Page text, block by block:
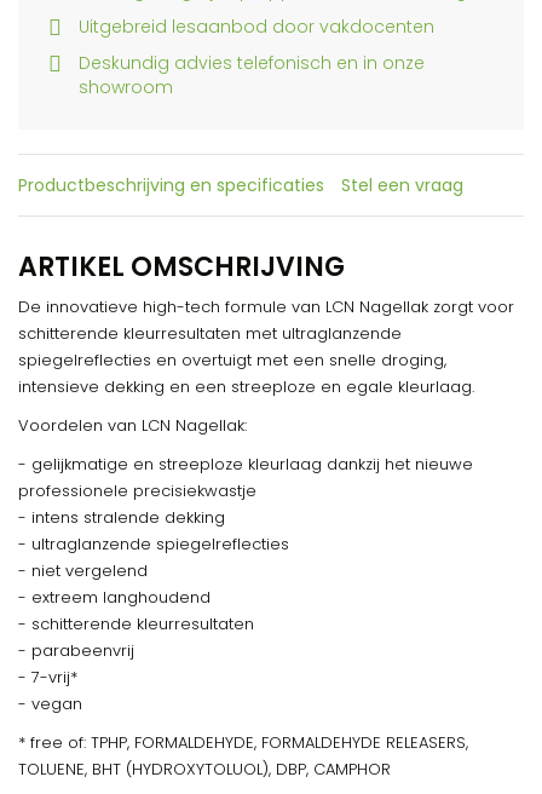
Uitgebreid lesaanbod door vakdocenten
Deskundig advies telefonisch en in onze
showroom
Productbeschrijving en specificaties Stel een vraag
ARTIKEL OMSCHRIJVING
De innovatieve high-tech formule van LCN Nagellak zorgt voor
schitterende kleurresultaten met ultraglanzende
spiegelreflecties en overtuigt met een snelle droging,
intensieve dekking en een streeploze en egale kleurlaag.
Voordelen van LCN Nagellak:
- gelijkmatige en streeploze kleurlaag dankzij het nieuwe
professionele precisiekwastje
- intens stralende dekking
- ultraglanzende spiegelreflecties
- niet vergelend
- extreem langhoudend
- schitterende kleurresultaten
- parabeenvrij
- 7-vrij*
- vegan
* free of: TPHP, FORMALDEHYDE, FORMALDEHYDE RELEASERS,
TOLUENE, BHT (HYDROXYTOLUOL), DBP, CAMPHOR